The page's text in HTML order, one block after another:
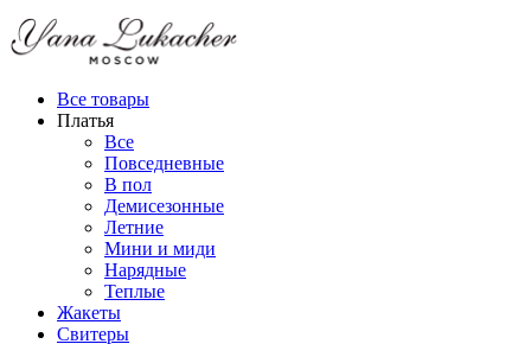
Все товары
Платья
Все
Повседневные
В пол
Демисезонные
Летние
Мини и миди
Нарядные
Теплые
Жакеты
Свитеры